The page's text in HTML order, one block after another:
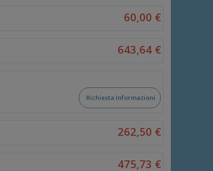
60,00 €
643,64 €
Richiesta Informazioni
262,50 €
475,73 €